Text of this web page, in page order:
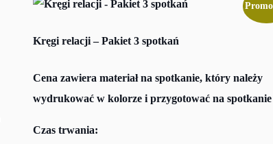
Kręgi relacji – Pakiet 3 spotkań
Cena zawiera materiał na spotkanie, który należy
wydrukować w kolorze i przygotować na spotkanie
Czas trwania: